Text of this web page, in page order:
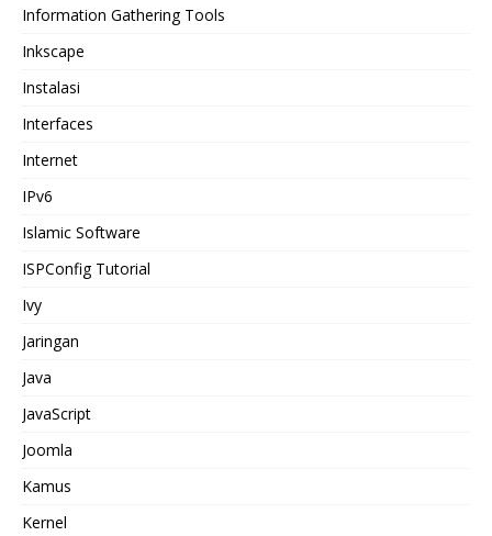
Information Gathering Tools
Inkscape
Instalasi
Interfaces
Internet
IPv6
Islamic Software
ISPConfig Tutorial
Ivy
Jaringan
Java
JavaScript
Joomla
Kamus
Kernel